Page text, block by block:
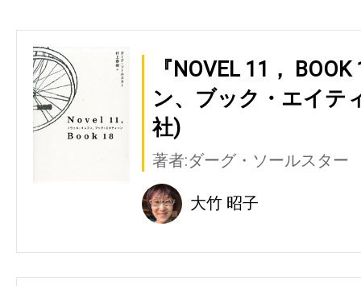
『NOVEL 11，
ン、ブック・エイテ
社)
著者:ダーグ・ソールスター
大竹 昭子